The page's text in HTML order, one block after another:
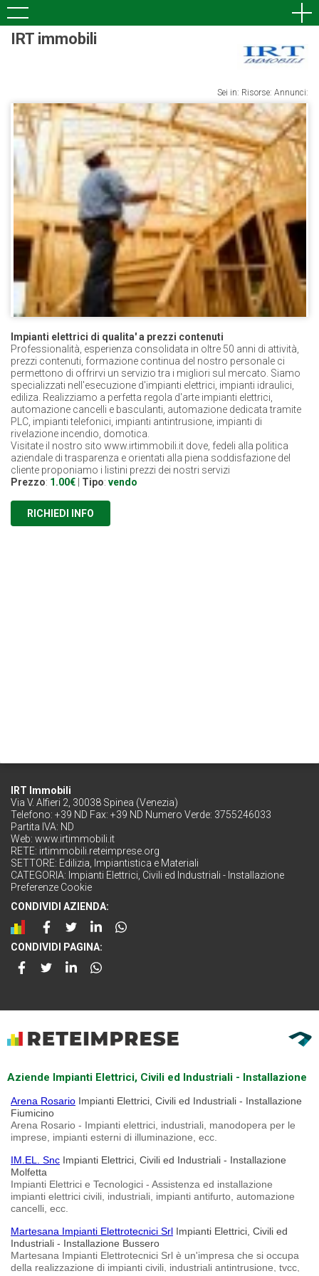
IRT immobili
Sei in: Risorse: Annunci:
Impianti elettrici di qualita' a prezzi contenuti
Professionalità, esperienza consolidata in oltre 50 anni di attività,
prezzi contenuti, formazione continua del nostro personale ci
permettono di offrirvi un servizio tra i migliori sul mercato. Siamo
specializzati nell'esecuzione d'impianti elettrici, impianti idraulici,
ediliza. Realizziamo a perfetta regola d'arte impianti elettrici,
automazione cancelli e basculanti, automazione dedicata tramite
PLC, impianti telefonici, impianti antintrusione, impianti di
rivelazione incendio, domotica.
Visitate il nostro sito www.irtimmobili.it dove, fedeli alla politica
aziendale di trasparenza e orientati alla piena soddisfazione del
cliente proponiamo i listini prezzi dei nostri servizi
Prezzo: 1.00€ Tipo: vendo
RICHIEDI INFO
IRT Immobili
Via V. Alfieri 2, 30038 Spinea (Venezia)
Telefono: +39 ND Fax: +39 ND Numero Verde: 3755246033
Partita IVA: ND
Web: www.irtimmobili.it
RETE: irtimmobili.reteimprese.org
SETTORE: Edilizia, Impiantistica e Materiali
CATEGORIA: Impianti Elettrici, Civili ed Industriali - Installazione
Preferenze Cookie
CONDIVIDI AZIENDA:
CONDIVIDI PAGINA:
Aziende Impianti Elettrici, Civili ed Industriali - Installazione
Arena Rosario Impianti Elettrici, Civili ed Industriali - Installazione
Fiumicino
Arena Rosario - Impianti elettrici, industriali, manodopera per le
imprese, impianti esterni di illuminazione, ecc.
IM.EL. Snc Impianti Elettrici, Civili ed Industriali - Installazione
Molfetta
Impianti Elettrici e Tecnologici - Assistenza ed installazione
impianti elettrici civili, industriali, impianti antifurto, automazione
cancelli, ecc.
Martesana Impianti Elettrotecnici Srl Impianti Elettrici, Civili ed
Industriali - Installazione Bussero
Martesana Impianti Elettrotecnici Srl è un'impresa che si occupa
della realizzazione di impianti civili, industriali antintrusione, tvcc,